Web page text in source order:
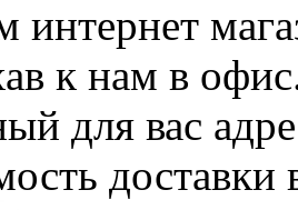
интернет
к нам в
для вас